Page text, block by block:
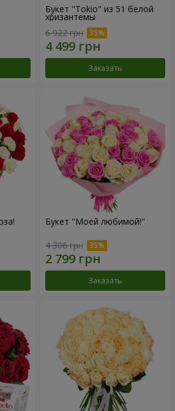
Букет "Tokio" из 51 белой
хризантемы
6 922 грн
Заказать
Букет "Моей любимой!"
4 306 грн
Заказать